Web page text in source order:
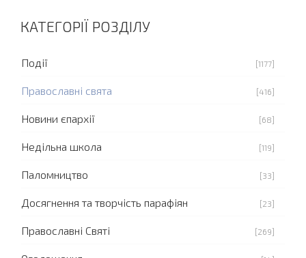
КАТЕГОРІЇ РОЗДІЛУ
Події [1177]
Православні свята [416]
Новини єпархії [68]
Недільна школа [119]
Паломництво [33]
Досягнення та творчість парафіян [23]
Православні Святі [269]